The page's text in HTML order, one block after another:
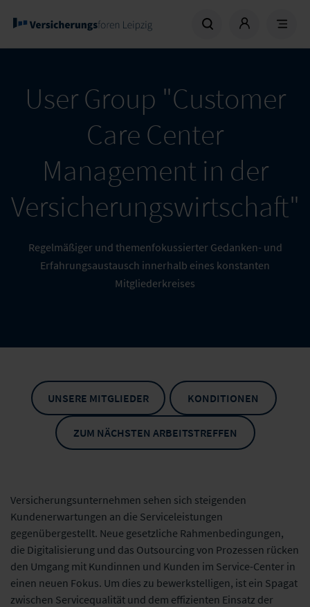
User Group "Customer
Care Center
Management in der
Versicherungswirtschaft"
Regelmäßiger und themenfokussierter Gedanken- und
Erfahrungsaustausch innerhalb eines konstanten
Mitgliederkreises
UNSERE MITGLIEDER KONDITIONEN
ZUM NÄCHSTEN ARBEITSTREFFEN
Versicherungsunternehmen sehen sich steigenden
Kundenerwartungen an die Serviceleistungen
gegenübergestellt. Neue gesetzliche Rahmenbedingungen,
die Digitalisierung und das Outsourcing von Prozessen rücken
den Umgang mit Kundinnen und Kunden im Service-Center in
einen neuen Fokus. Um dies zu bewerkstelligen, ist ein Spagat
zwischen Servicequalität und dem effizienten Einsatz der